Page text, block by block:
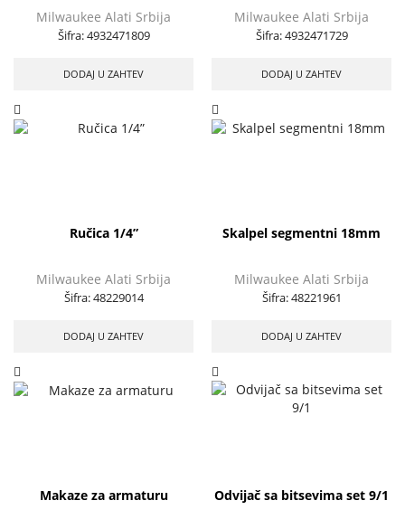
Milwaukee Alati Srbija
Šifra:4932471809
DODAJ U ZAHTEV
Milwaukee Alati Srbija
Šifra:4932471729
DODAJ U ZAHTEV
Ručica 1/4”
Milwaukee Alati Srbija
Šifra:48229014
DODAJ U ZAHTEV
Skalpel segmentni 18mm
Milwaukee Alati Srbija
Šifra:48221961
DODAJ U ZAHTEV
Makaze za armaturu Odvijač sa bitsevima set 9/1